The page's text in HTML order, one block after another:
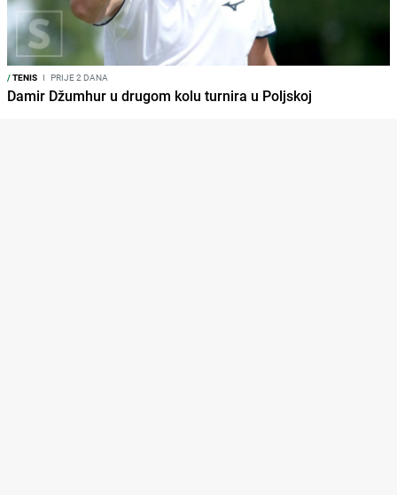
/TENIS I PRIJE 2 DANA
Damir Džumhur u drugom kolu turnira u Poljskoj